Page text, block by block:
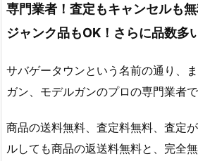
専門業者！査定もキャンセルも
ジャンク品もOK！さらに品数多
サバゲータウンという名前の通り、
ガン、モデルガンのプロの専門業者で
商品の送料無料、査定料無料、査定
ルしても商品の返送料無料と、完全